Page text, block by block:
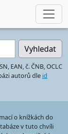
Vyhledat
EAN, č. ČNB, OCLC
autorů dle id
o knížkách do
v tuto chvíli